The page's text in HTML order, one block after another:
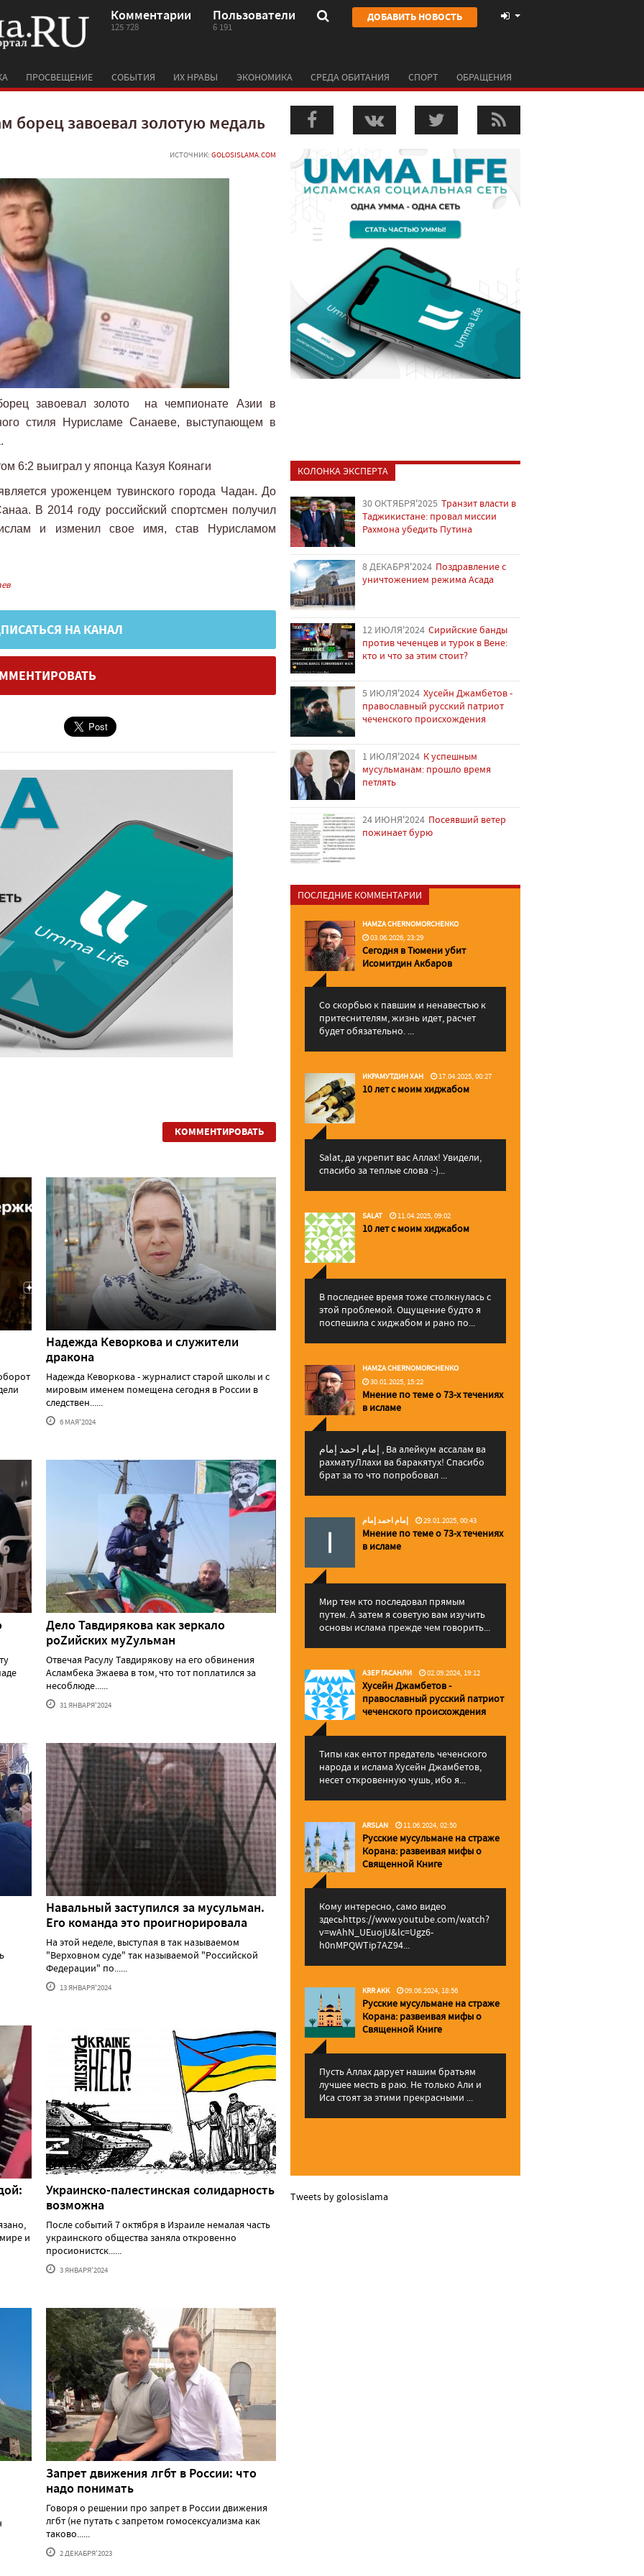
Комментарии
125 728
Пользователи
6 191
ДОБАВИТЬ НОВОСТЬ
ПРОСВЕЩЕНИЕ СОБЫТИЯ ИХ НРАВЫ ЭКОНОМИКА СРЕДА ОБИТАНИЯ СПОРТ ОБРАЩЕНИЯ
борец завоевал золотую медаль
ИСТОЧНИК: GOLOSISLAMA.COM
завоевал золото на чемпионате Азии в
стиля Нурисламе Санаеве, выступающем в
6:2 выиграл у японца Казуя Коянаги
уроженцем тувинского города Чадан. До
В 2014 году российский спортсмен получил
ислам и изменил свое имя, став Нурисламом
НА КАНАЛ
КОММЕНТИРОВАТЬ
Надежда Кеворкова и служители
дракона
Надежда Кеворкова - журналист старой школы и с
мировым именем помещена сегодня в России в
следствен......
6 МАЯ'2024
Дело Тавдирякова как зеркало
роZийских муZульман
Отвечая Расулу Тавдирякову на его обвинения
Асламбека Эжаева в том, что тот поплатился за
несоблюде......
31 ЯНВАРЯ'2024
Навальный заступился за мусульман.
Его команда это проигнорировала
На этой неделе, выступая в так называемом
"Верховном суде" так называемой "Российской
Федерации" по......
13 ЯНВАРЯ'2024
и
Украинско-палестинская солидарность
возможна
После событий 7 октября в Израиле немалая часть
украинского общества заняла откровенно
просионистск......
3 ЯНВАРЯ'2024
Запрет движения лгбт в России: что
надо понимать
Говоря о решении про запрет в России движения
лгбт (не путать с запретом гомосексуализма как
таково......
2 ДЕКАБРЯ'2023
КОЛОНКА ЭКСПЕРТА
30 ОКТЯБРЯ'2025 Транзит власти в
Таджикистане: провал миссии
Рахмона убедить Путина
8 ДЕКАБРЯ'2024 Поздравление с
уничтожением режима Асада
12 ИЮЛЯ'2024 Сирийские банды
против чеченцев и турок в Вене:
кто и что за этим стоит?
5 ИЮЛЯ'2024 Хусейн Джамбетов -
православный русский патриот
чеченского происхождения
1 ИЮЛЯ'2024 К успешным
мусульманам: прошло время
петлять
24 ИЮНЯ'2024 Посеявший ветер
пожинает бурю
ПОСЛЕДНИЕ КОММЕНТАРИИ
HAMZA CHERNOMORCHENKO
03.06.2026, 23:29
Сегодня в Тюмени убит
Исомитдин Акбаров
Со скорбью к павшим и ненавестью к
притеснителям, жизнь идет, расчет
будет обязательно. ...
ИКРАМУТДИН ХАН 17.04.2025, 00:27
10 лет с моим хиджабом
Salat, да укрепит вас Аллаx! Увидели,
спасибо за теплые слова :-)...
SALAT 11.04.2025, 09:02
10 лет с моим хиджабом
В последнее время тоже столкнулась с
этой проблемой. Ощущение будто я
поспешила с хиджабом и рано по...
HAMZA CHERNOMORCHENKO
30.01.2025, 15:22
Мнение по теме о 73-х течениях
в исламе
إمام احمد إمام , Ва алейкум ассалам ва
рахматуЛлахи ва баракятух! Спасибо
брат за то что попробовал ...
إمام احمد إمام 29.01.2025, 00:43
Мнение по теме о 73-х течениях
в исламе
Мир тем кто последовал прямым
путем. А затем я советую вам изучить
основы ислама прежде чем говорить...
АЗЕР ГАСАНЛИ 02.09.2024, 19:12
Хусейн Джамбетов -
православный русский патриот
чеченского происхождения
Типы как ентот предатель чеченского
народа и ислама Хусейн Джамбетов,
несет откровенную чушь, ибо я...
ARSLAN 11.06.2024, 02:50
Русские мусульмане на страже
Корана: pазвеивая мифы о
Священной Книге
Кому интересно, само видео
здесьhttps://www.youtube.com/watch?
v=wAhN_UEuojU&lc=Ugz6-
h0nMPQWTip7AZ94...
KRR AKK 09.06.2024, 18:56
Русские мусульмане на страже
Корана: pазвеивая мифы о
Священной Книге
Пусть Аллах дарует нашим братьям
лучшее месть в раю. Не только Али и
Иса стоят за этими прекрасными ...
Tweets by golosislama